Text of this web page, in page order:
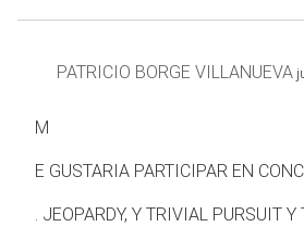
PATRICIO BORGE VILLANUEVA
M
E GUSTARIA PARTICIPAR EN
. JEOPARDY, Y TRIVIAL PURSUIT Y